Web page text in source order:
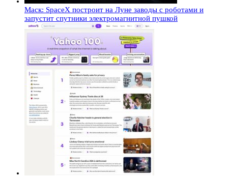
Маск: SpaceX построит на Луне заводы с роботами и
запустит спутники электромагнитной пушкой